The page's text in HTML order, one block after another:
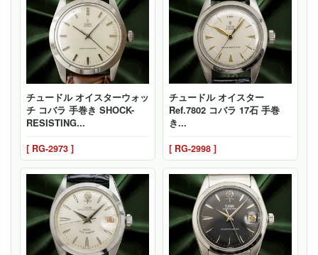
チュードル オイスターウォッ
チ コバラ 手巻き SHOCK-
RESISTING...
[ RG-2973 ]
チュードル オイスター
Ref.7802 コバラ 17石 手巻
き...
[ RG-2998 ]